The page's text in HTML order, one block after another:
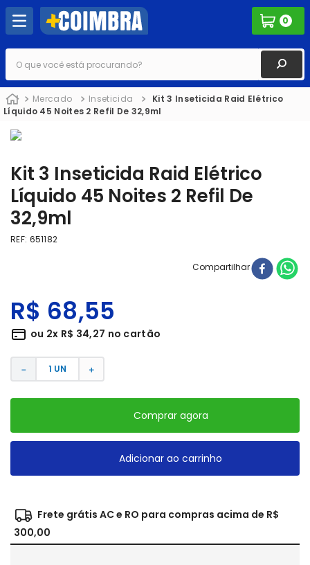
0
O que você está procurando?
Mercado Inseticida
Kit 3 Inseticida Raid Elétrico
Líquido 45 Noites 2 Refil De 32,9ml
Kit 3 Inseticida Raid Elétrico
Líquido 45 Noites 2 Refil De
32,9ml
REF: 651182
Compartilhar
R$ 68,55
ou 2x R$ 34,27 no cartão
＋
－
Comprar agora
Adicionar ao carrinho
Frete grátis AC e RO para compras acima de R$
300,00